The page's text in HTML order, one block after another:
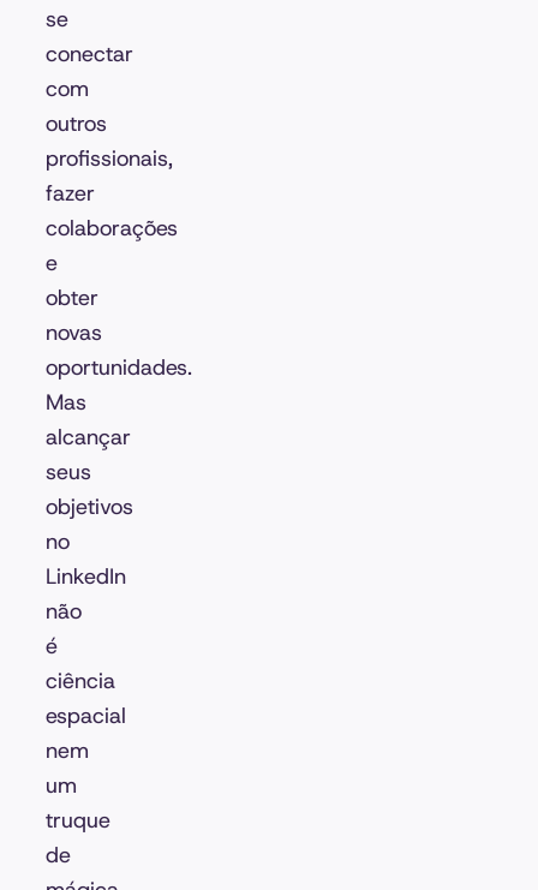
se
conectar
com
outros
profissionais,
fazer
colaborações
e
obter
novas
oportunidades.
Mas
alcançar
seus
objetivos
no
LinkedIn
não
é
ciência
espacial
nem
um
truque
de